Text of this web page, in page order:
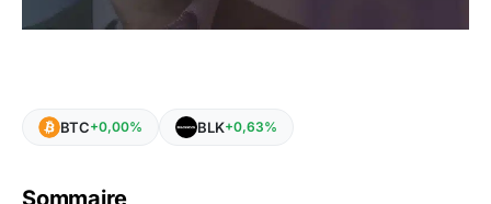
BTC+0,00% BLK+0,63%
Sommaire